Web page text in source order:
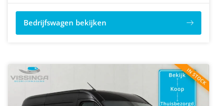
Bedrijfswagen bekijken